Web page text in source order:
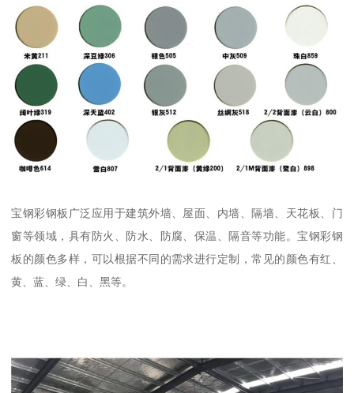
宝钢彩钢板广泛应用于建筑外墙、屋面、内墙、隔墙、天花板、门
窗等领域，具有防火、防水、防腐、保温、隔音等功能。宝钢彩钢
板的颜色多样，可以根据不同的需求进行定制，常见的颜色有红、
黄、蓝、绿、白、黑等。